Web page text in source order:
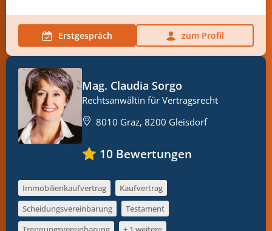
Erstgespräch zum Profil
Mag. Claudia Sorgo
Rechtsanwältin für Vertragsrecht
8010 Graz, 8200 Gleisdorf
10 Bewertungen
Immobilienkaufvertrag
Kaufvertrag
Scheidungsvereinbarung
Testament